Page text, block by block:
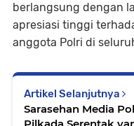
berlangsung dengan
apresiasi tinggi
anggota Polri di
Artikel Selanjutnya
Sarasehan Media